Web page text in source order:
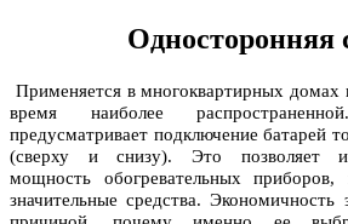
Односторонняя
Применяется в многоквартирных домах
время наиболее
предусматривает подключение батарей
(сверху и снизу). Это позволяет
мощность обогревательных приборов,
значительные средства.